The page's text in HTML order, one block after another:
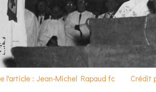
l'article : Jean-Michel Rapaud fc Crédit